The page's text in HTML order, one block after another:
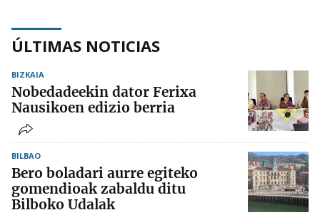
ÚLTIMAS NOTICIAS
BIZKAIA
Nobedadeekin dator Ferixa
Nausikoen edizio berria
BILBAO
Bero boladari aurre egiteko
gomendioak zabaldu ditu
Bilboko Udalak